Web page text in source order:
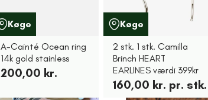
Køge
A-Cainté Ocean ring
14k gold stainless
200,00 kr.
Køge
2 stk. 1 stk. Camilla
Brinch HEART
EARLINES værdi 399kr
160,00 kr. pr. stk.